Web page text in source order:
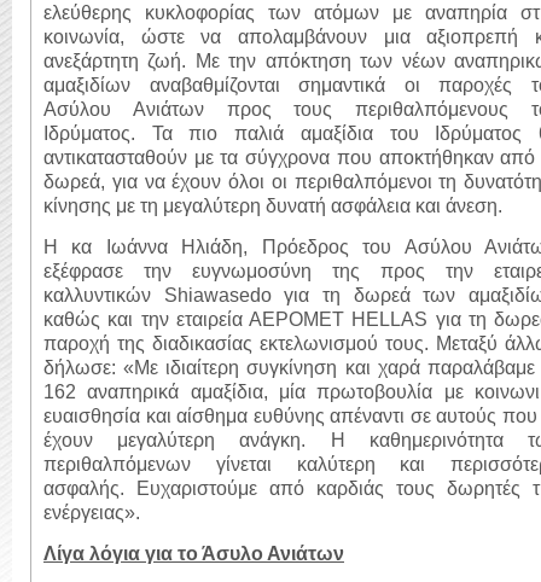
ελεύθερης κυκλοφορίας των ατόμων με αναπηρία
κοινωνία, ώστε να απολαμβάνουν μια αξιοπρεπή
ανεξάρτητη ζωή. Με την απόκτηση των νέων
αμαξιδίων αναβαθμίζονται σημαντικά οι παροχές
Ασύλου Ανιάτων προς τους περιθαλπόμενους
Ιδρύματος. Τα πιο παλιά αμαξίδια του Ιδρύματος
αντικατασταθούν με τα σύγχρονα που αποκτήθηκαν από
δωρεά, για να έχουν όλοι οι περιθαλπόμενοι τη
κίνησης με τη μεγαλύτερη δυνατή ασφάλεια και άνεση.
Η κα Ιωάννα Ηλιάδη, Πρόεδρος του Ασύλου
εξέφρασε την ευγνωμοσύνη της προς την
καλλυντικών Shiawasedo για τη δωρεά των
καθώς και την εταιρεία ΑΕΡΟΜΕΤ HELLAS για τη
παροχή της διαδικασίας εκτελωνισμού τους. Μεταξύ
δήλωσε: «Με ιδιαίτερη συγκίνηση και χαρά παραλάβαμε
162 αναπηρικά αμαξίδια, μία πρωτοβουλία με
ευαισθησία και αίσθημα ευθύνης απέναντι σε αυτούς που
έχουν μεγαλύτερη ανάγκη. Η καθημερινότητα
περιθαλπόμενων γίνεται καλύτερη και
ασφαλής. Ευχαριστούμε από καρδιάς τους δωρητές
ενέργειας».
Λίγα λόγια για το Άσυλο Ανιάτων